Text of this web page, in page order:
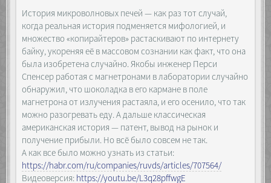
История микроволновых печей — как раз тот случай,
когда реальная история подменяется мифологией, и
множество «копирайтеров» растаскивают по интернету
байку, укореняя её в массовом сознании как факт, что она
была изобретена случайно. Якобы инженер Перси
Спенсер работая с магнетронами в лаборатории случайно
обнаружил, что шоколадка в его кармане в поле
магнетрона от излучения растаяла, и его осенило, что так
можно разогревать еду. А дальше классическая
американская история — патент, вывод на рынок и
получение прибыли. Но всё было совсем не так.
А как все было можно узнать из статьи:
https://habr.com/ru/companies/ruvds/articles/707564/
Видеоверсия: https://youtu.be/L3q28pffwgE